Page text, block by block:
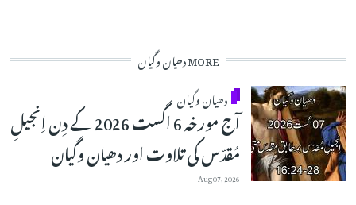
MORE دھیان وگیان
دھیان وگیان
آج مورخہ 6 اگست 2026 کے دِن اِنجیلِ
مُقدّس کی تلاوت اور دھیان وگیان
Aug 07, 2026